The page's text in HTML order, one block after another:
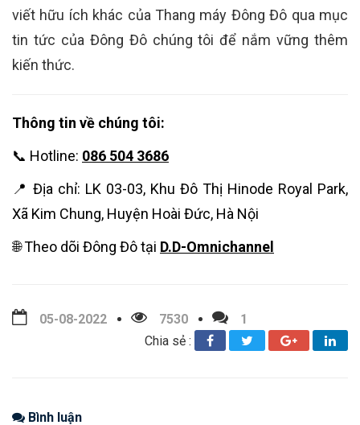
viết hữu ích khác của Thang máy Đông Đô qua mục
tin tức của Đông Đô chúng tôi để nắm vững thêm
kiến thức.
Thông tin về chúng tôi:
📞 Hotline: 086 504 3686
📍 Địa chỉ: LK 03-03, Khu Đô Thị Hinode Royal Park,
Xã Kim Chung, Huyện Hoài Đức, Hà Nội
🌐 Theo dõi Đông Đô tại D.D-Omnichannel
05-08-2022 7530
1
Chia sẻ :
Bình luận